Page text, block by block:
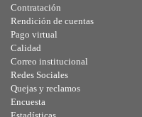
Contratación
Rendición de cuentas
Pago virtual
Calidad
Correo institucional
Redes Sociales
Quejas y reclamos
Encuesta